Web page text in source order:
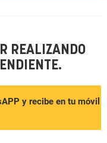
REALIZANDO
y recibe en tu móvil